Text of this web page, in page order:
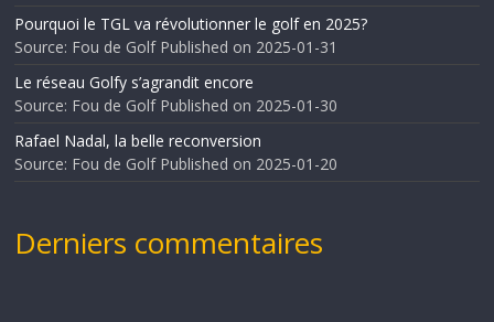
Pourquoi le TGL va révolutionner le golf en 2025?
Source: Fou de Golf Published on 2025-01-31
Le réseau Golfy s’agrandit encore
Source: Fou de Golf Published on 2025-01-30
Rafael Nadal, la belle reconversion
Source: Fou de Golf Published on 2025-01-20
Derniers commentaires